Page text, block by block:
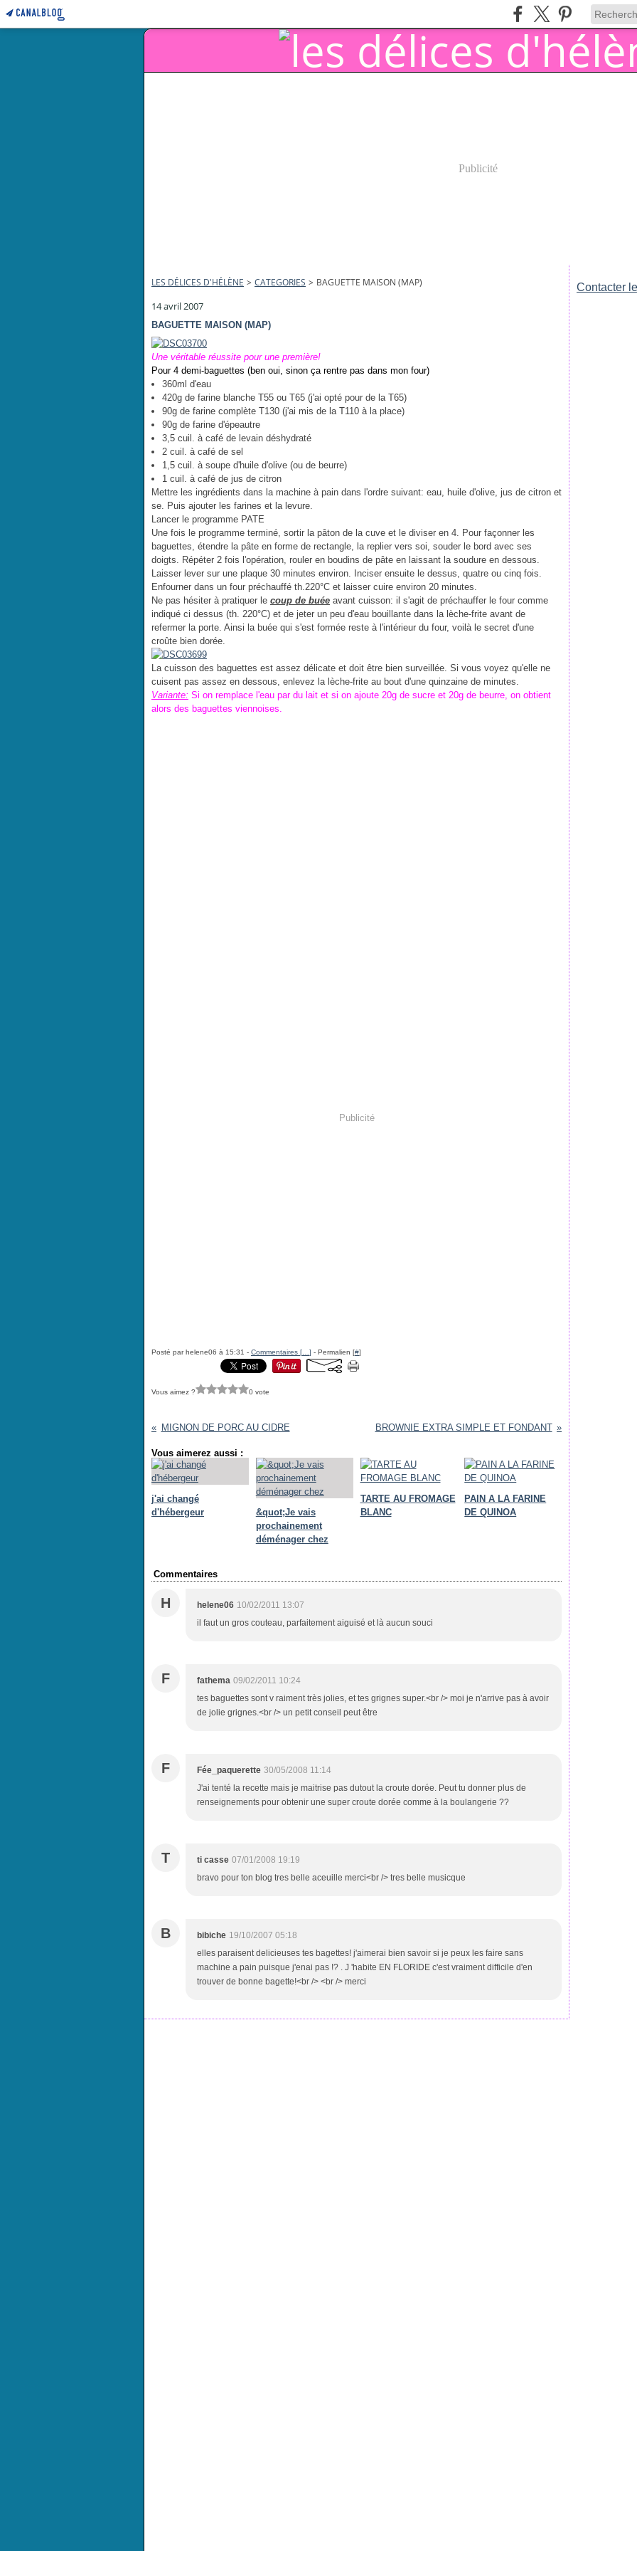
Publicité
LES DÉLICES D'HÉLÈNE > CATEGORIES > BAGUETTE MAISON (MAP)
14 avril 2007
BAGUETTE MAISON (MAP)
Une véritable réussite pour une première!
Pour 4 demi-baguettes (ben oui, sinon ça rentre pas dans mon four)
360ml d'eau
420g de farine blanche T55 ou T65 (j'ai opté pour de la T65)
90g de farine complète T130 (j'ai mis de la T110 à la place)
90g de farine d'épeautre
3,5 cuil. à café de levain déshydraté
2 cuil. à café de sel
1,5 cuil. à soupe d'huile d'olive (ou de beurre)
1 cuil. à café de jus de citron
Mettre les ingrédients dans la machine à pain dans l'ordre suivant: eau, huile d'olive, jus de citron et
se. Puis ajouter les farines et la levure.
Lancer le programme PATE
Une fois le programme terminé, sortir la pâton de la cuve et le diviser en 4. Pour façonner les
baguettes, étendre la pâte en forme de rectangle, la replier vers soi, souder le bord avec ses
doigts. Répéter 2 fois l'opération, rouler en boudins de pâte en laissant la soudure en dessous.
Laisser lever sur une plaque 30 minutes environ. Inciser ensuite le dessus, quatre ou cinq fois.
Enfourner dans un four préchauffé th.220°C et laisser cuire environ 20 minutes.
Ne pas hésiter à pratiquer le coup de buée avant cuisson: il s'agit de préchauffer le four comme
indiqué ci dessus (th. 220°C) et de jeter un peu d'eau bouillante dans la lèche-frite avant de
refermer la porte. Ainsi la buée qui s'est formée reste à l'intérieur du four, voilà le secret d'une
croûte bien dorée.
La cuisson des baguettes est assez délicate et doit être bien surveillée. Si vous voyez qu'elle ne
cuisent pas assez en dessous, enlevez la lèche-frite au bout d'une quinzaine de minutes.
Variante: Si on remplace l'eau par du lait et si on ajoute 20g de sucre et 20g de beurre, on obtient
alors des baguettes viennoises.
Publicité
Posté par helene06 à 15:31 - Commentaires [ ] - Permalien [#]
Vous aimez ? 0 vote
MIGNON DE PORC AU CIDRE BROWNIE EXTRA SIMPLE ET FONDANT
Vous aimerez aussi :
j'ai changé
d'hébergeur
&quot;Je vais
prochainement
déménager chez
TARTE AU FROMAGE
BLANC
PAIN A LA FARINE
DE QUINOA
Commentaires
H helene06 10/02/2011 13:07
il faut un gros couteau, parfaitement aiguisé et là aucun souci
F fathema 09/02/2011 10:24
tes baguettes sont v raiment très jolies, et tes grignes super.<br /> moi je n'arrive pas à avoir
de jolie grignes.<br /> un petit conseil peut être
F Fée_paquerette 30/05/2008 11:14
J'ai tenté la recette mais je maitrise pas dutout la croute dorée. Peut tu donner plus de
renseignements pour obtenir une super croute dorée comme à la boulangerie ??
T ti casse 07/01/2008 19:19
bravo pour ton blog tres belle aceuille merci<br /> tres belle musicque
B bibiche 19/10/2007 05:18
elles paraisent delicieuses tes bagettes! j'aimerai bien savoir si je peux les faire sans
machine a pain puisque j'enai pas !? . J 'habite EN FLORIDE c'est vraiment difficile d'en
trouver de bonne bagette!<br /> <br /> merci
Contacter